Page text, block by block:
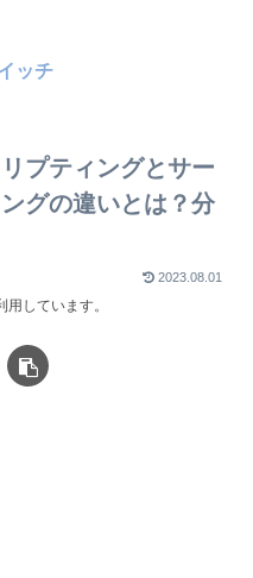
ッチ
プティングとサー
グの違いとは？分
2023.08.01
しています。